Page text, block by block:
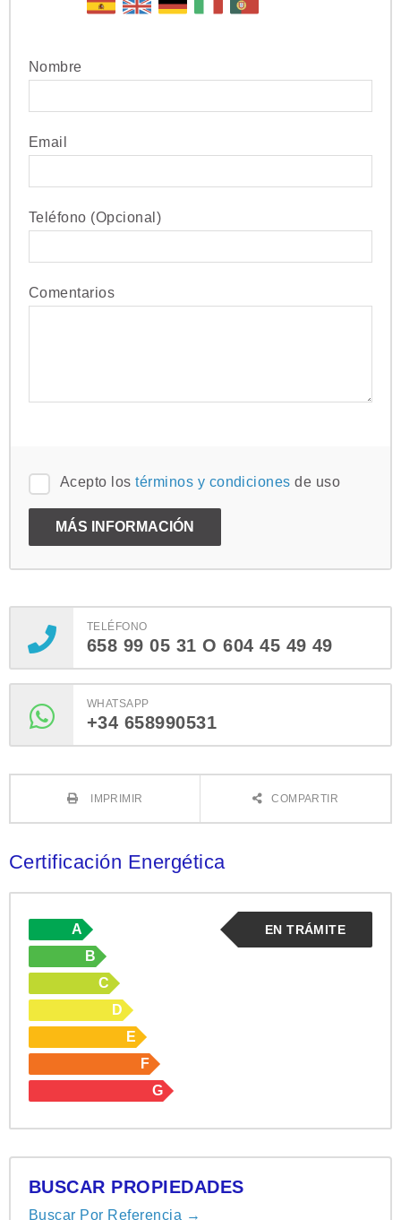
Nombre
Email
Teléfono (Opcional)
Comentarios
Acepto lostérminos y condiciones de uso
TELÉFONO
658 99 05 31 O 604 45 49 49
WHATSAPP
+34 658990531
IMPRIMIR COMPARTIR
Certificación Energética
EN TRÁMITE
A
B
C
D
E
F
G
BUSCAR PROPIEDADES
Buscar Por Referencia →